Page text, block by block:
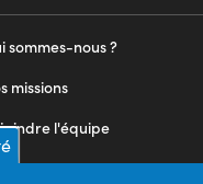
sommes-nous ?
missions
l'équipe
contacter